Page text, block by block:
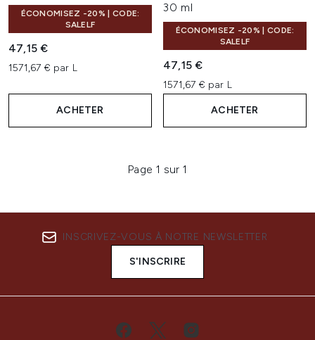
ÉCONOMISEZ -20% | CODE:
SALELF
47,15 €
1571,67 € par L
ACHETER
30 ml
ÉCONOMISEZ -20% | CODE:
SALELF
47,15 €
1571,67 € par L
ACHETER
Page 1 sur 1
INSCRIVEZ-VOUS À NOTRE NEWSLETTER
S'INSCRIRE